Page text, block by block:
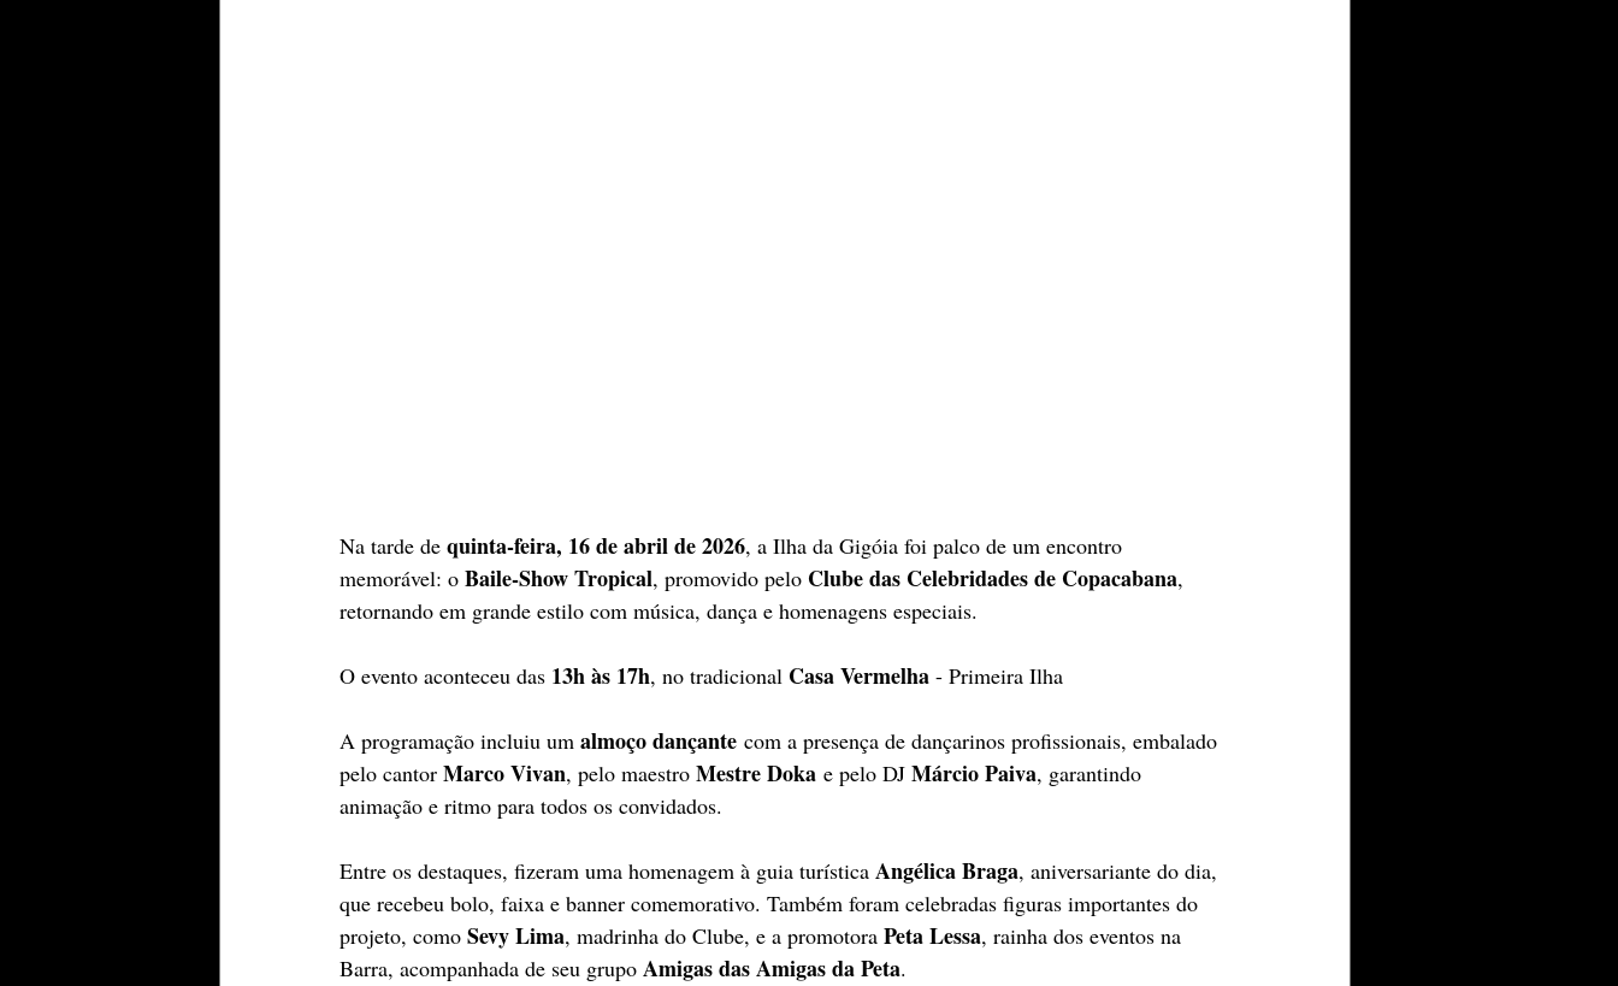
Na tarde de quinta-feira, 16 de abril de 2026, a Ilha da Gigóia foi palco de um encontro
memorável: o Baile-Show Tropical, promovido pelo Clube das Celebridades de Copacabana,
retornando em grande estilo com música, dança e homenagens especiais.
O evento aconteceu das 13h às 17h, no tradicional Casa Vermelha - Primeira Ilha
A programação incluiu um almoço dançante com a presença de dançarinos profissionais, embalado
pelo cantor Marco Vivan, pelo maestro Mestre Doka e pelo DJ Márcio Paiva, garantindo
animação e ritmo para todos os convidados.
Entre os destaques, fizeram uma homenagem à guia turística Angélica Braga, aniversariante do dia,
que recebeu bolo, faixa e banner comemorativo. Também foram celebradas figuras importantes do
projeto, como Sevy Lima, madrinha do Clube, e a promotora Peta Lessa, rainha dos eventos na
Barra, acompanhada de seu grupo Amigas das Amigas da Peta.